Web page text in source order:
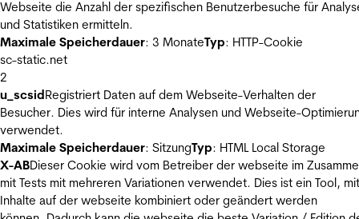
Webseite die Anzahl der spezifischen Benutzerbesuche für
und Statistiken ermitteln.
Maximale Speicherdauer: 3 MonateTyp: HTTP-Cookie
sc-static.net
2
u_scsidRegistriert Daten auf dem Webseite-Verhalten der
Besucher. Dies wird für interne Analysen und Webseite-
verwendet.
Maximale Speicherdauer: SitzungTyp: HTML Local Storage
X-ABDieser Cookie wird vom Betreiber der webseite im
mit Tests mit mehreren Variationen verwendet. Dies ist ein Tool,
Inhalte auf der webseite kombiniert oder geändert werden